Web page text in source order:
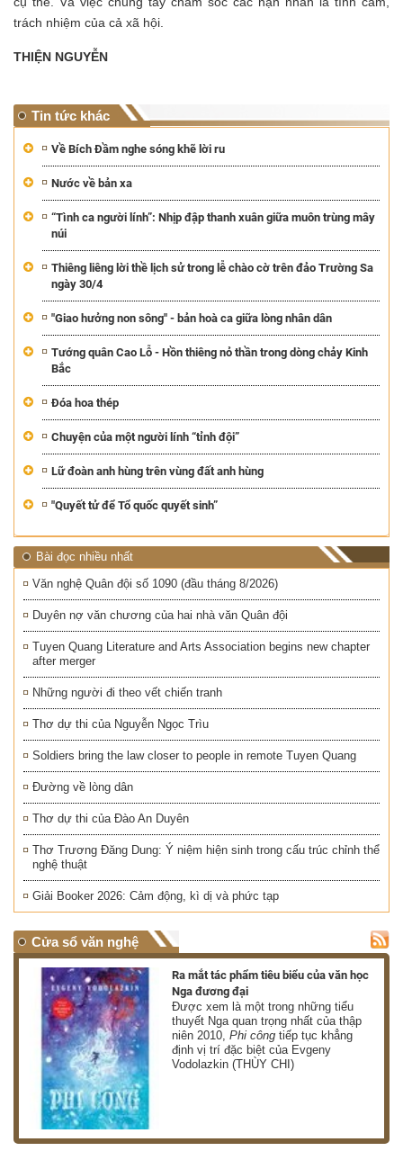
trách nhiệm của cả xã hội.
THIỆN NGUYỄN
Tin tức khác
Về Bích Đầm nghe sóng khẽ lời ru
Nước về bản xa
“Tình ca người lính”: Nhịp đập thanh xuân giữa muôn trùng mây
núi
Thiêng liêng lời thề lịch sử trong lễ chào cờ trên đảo Trường Sa
ngày 30/4
"Giao hưởng non sông" - bản hoà ca giữa lòng nhân dân
Tướng quân Cao Lỗ - Hồn thiêng nỏ thần trong dòng chảy Kinh
Bắc
Đóa hoa thép
Chuyện của một người lính “tỉnh đội”
Lữ đoàn anh hùng trên vùng đất anh hùng
"Quyết tử để Tổ quốc quyết sinh”
Bài đọc nhiều nhất
Văn nghệ Quân đội số 1090 (đầu tháng 8/2026)
Duyên nợ văn chương của hai nhà văn Quân đội
Tuyen Quang Literature and Arts Association begins new chapter
after merger
Những người đi theo vết chiến tranh
Thơ dự thi của Nguyễn Ngọc Trìu
Soldiers bring the law closer to people in remote Tuyen Quang
Đường về lòng dân
Thơ dự thi của Đào An Duyên
Thơ Trương Đăng Dung: Ý niệm hiện sinh trong cấu trúc chỉnh thể
nghệ thuật
Giải Booker 2026: Cảm động, kì dị và phức tạp
Cửa sổ văn nghệ
Ra mắt tác phẩm tiêu biểu của văn học
Nga đương đại
Được xem là một trong những tiểu
thuyết Nga quan trọng nhất của thập
niên 2010,Phi công tiếp tục khẳng
định vị trí đặc biệt của Evgeny
Vodolazkin (THÙY CHI)